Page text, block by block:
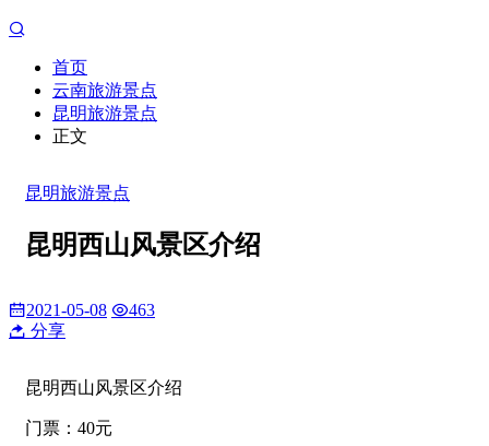
首页
云南旅游景点
昆明旅游景点
正文
昆明旅游景点
昆明西山风景区介绍
2021-05-08
463
分享
昆明西山风景区介绍
门票：40元